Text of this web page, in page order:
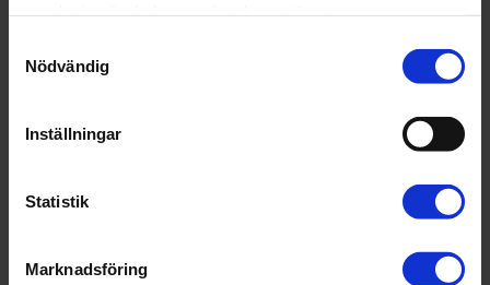
Nödvändig
Inställningar
Statistik
Marknadsföring
sektioner kopplats in som remissinstanser och vår
att vidare påverka utredningens framtida förslag, deltar
Uppdraget ska redovisas senast den 30 mars 2025.
Nyhet